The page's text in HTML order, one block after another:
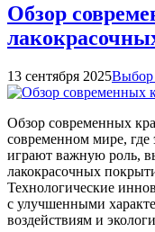
Обзор
13 сентября 2025Выбор
Обзор современных
современном мире, где
играют важную роль,
лакокрасочных
Технологические
с улучшенными
воздействиям и